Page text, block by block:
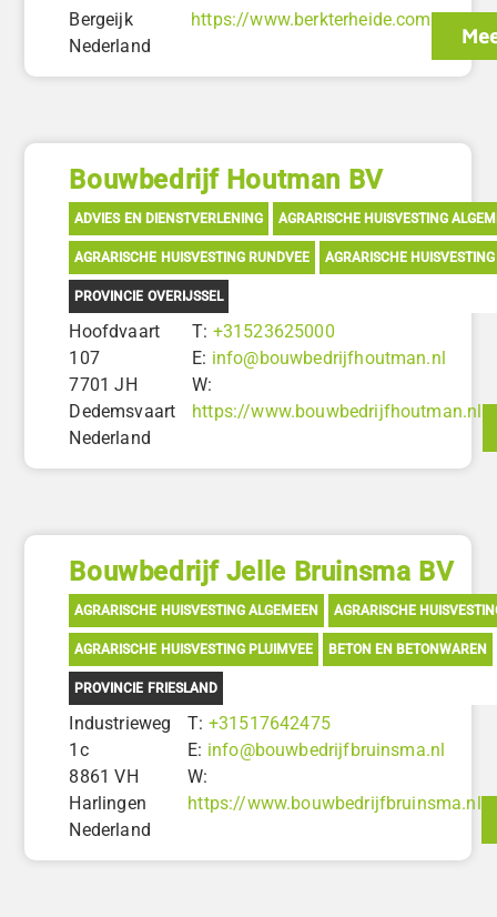
Bergeijk
Nederland
https://www.berkterheide.com
Bouwbedrijf Houtman BV
ADVIES EN DIENSTVERLENING AGRARISCHE HUISVESTING
AGRARISCHE HUISVESTING RUNDVEE AGRARISCHE
PROVINCIE OVERIJSSEL
Hoofdvaart
107
7701 JH
Dedemsvaart
Nederland
T: +31523625000
E: info@bouwbedrijfhoutman.nl
W:
https://www.bouwbedrijfhoutman.nl
Bouwbedrijf Jelle Bruinsma BV
AGRARISCHE HUISVESTING ALGEMEEN AGRARISCHE
AGRARISCHE HUISVESTING PLUIMVEE BETON EN BETONWAREN
PROVINCIE FRIESLAND
Industrieweg
1c
8861 VH
Harlingen
Nederland
T: +31517642475
E: info@bouwbedrijfbruinsma.nl
W:
https://www.bouwbedrijfbruinsma.nl